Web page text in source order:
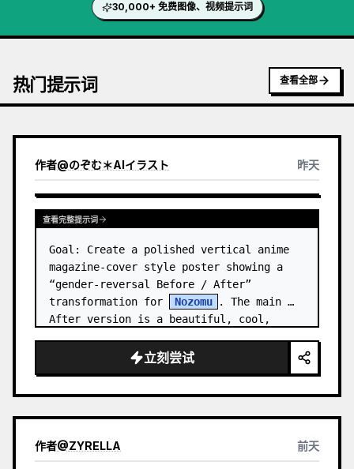
30,000+ 免费图像、视频提示词
热门提示词 查看全部
作者@のぞむ＊AIイラスト 昨天
查看完整提示词
Goal: Create a polished vertical anime
magazine-cover style poster showing a
“gender-reversal Before / After”
transformation for
Nozomu
. The main
After version is a beautiful, cool,
立刻尝试
作者@ZYRELLA 前天